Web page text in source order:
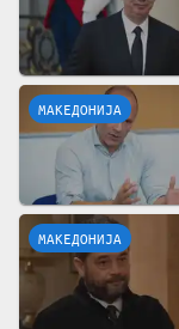
МАКЕДОНИЈА
МАКЕДОНИЈА